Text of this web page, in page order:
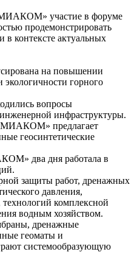
участие в форуме
продемонстрировать
контексте актуальных
на повышении
экологичности горного
вопросы
инфраструктуры.
предлагает
геосинтетические
два дня работала в
защиты работ, дренажных
давления,
комплексной
водным хозяйством.
дренажные
геоматы и
системообразующую